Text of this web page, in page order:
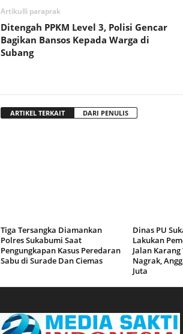
Artikulli paraprak
Ditengah PPKM Level 3, Polisi Gencar
Bagikan Bansos Kepada Warga di
Subang
ARTIKEL TERKAIT DARI PENULIS
Tiga Tersangka Diamankan
Polres Sukabumi Saat
Pengungkapan Kasus Peredaran
Sabu di Surade Dan Ciemas
Dinas PU
Lakukan
Jalan
Nagrak,
Juta